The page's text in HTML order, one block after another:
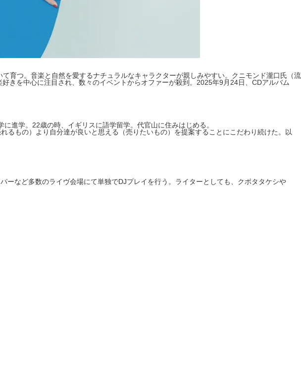
育つ。音楽と自然を愛するナチュラルなキャラクターが親しみやすい。クニモンド瀧口氏（流
きを中心に注目され、数々のイベントからオファーが殺到。2025年9月24日、CDアルバム
進学。22歳の時、イギリスに語学留学。代官山に住みはじめる。
もの）より自分達が良いと思える（売りたいもの）を提案することにこだわり続けた。以
など多数のライヴ会場にて単独でDJプレイを行う。ライターとしても、クボタタケシや